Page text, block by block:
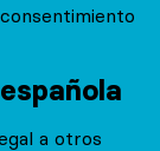
a otros